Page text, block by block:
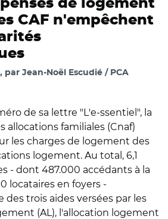
de logement
CAF n'empêchent
par Jean-Noël Escudié / PCA
de sa lettre "L'e-ssentiel", la
allocations familiales (Cnaf)
les charges de logement des
logement. Au total, 6,1
- dont 487.000 accédants à la
locataires en foyers -
trois aides versées par les
(AL), l'allocation logement